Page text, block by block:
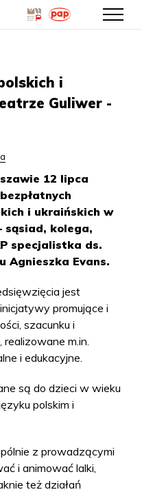
i
Guliwer -
12 lipca
i ukraińskich w
sąsiad, kolega,
specjalistka ds.
Agnieszka Evans.
jest
promujące i
szacunku i
m.in.
i edukacyjne.
są do dzieci w wieku
polskim i
z prowadzącymi
i animować lalki,
też działań